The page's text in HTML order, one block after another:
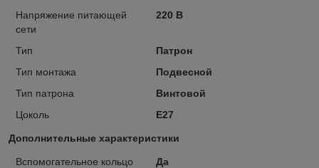
Напряжение питающей
сети
220 В
Тип
Патрон
Тип монтажа
Подвесной
Тип патрона
Винтовой
Цоколь
E27
Дополнительные характеристики
Вспомогательное кольцо
Да